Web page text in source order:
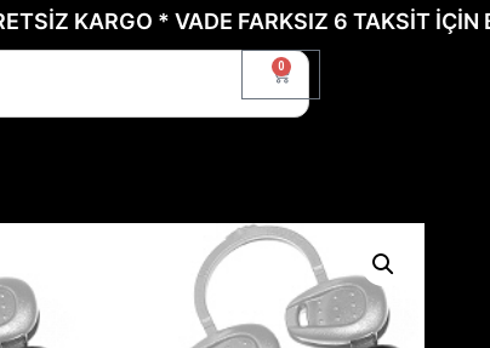
KARGO * VADE FARKSIZ 6 TAKSİT İÇİN BİZE
0